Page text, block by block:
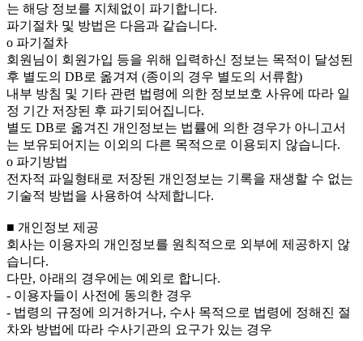
는 해당 정보를 지체없이 파기합니다.
파기절차 및 방법은 다음과 같습니다.
ο 파기절차
회원님이 회원가입 등을 위해 입력하신 정보는 목적이 달성된
후 별도의 DB로 옮겨져 (종이의 경우 별도의 서류함)
내부 방침 및 기타 관련 법령에 의한 정보보호 사유에 따라 일
정 기간 저장된 후 파기되어집니다.
별도 DB로 옮겨진 개인정보는 법률에 의한 경우가 아니고서
는 보유되어지는 이외의 다른 목적으로 이용되지 않습니다.
ο 파기방법
전자적 파일형태로 저장된 개인정보는 기록을 재생할 수 없는
기술적 방법을 사용하여 삭제합니다.
■ 개인정보 제공
회사는 이용자의 개인정보를 원칙적으로 외부에 제공하지 않
습니다.
다만, 아래의 경우에는 예외로 합니다.
- 이용자들이 사전에 동의한 경우
- 법령의 규정에 의거하거나, 수사 목적으로 법령에 정해진 절
차와 방법에 따라 수사기관의 요구가 있는 경우